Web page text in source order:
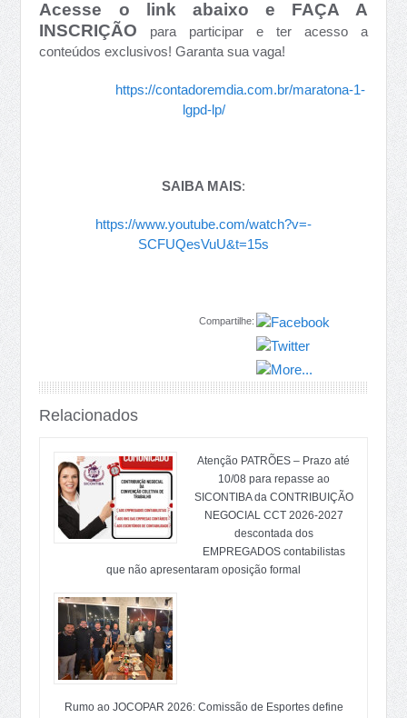
Acesse o link abaixo e FAÇA A
INSCRIÇÃO
para participar e ter acesso a
conteúdos exclusivos!Garanta sua vaga!
https://contadoremdia.com.br/maratona-1-
lgpd-lp/
SAIBA MAIS:
https://www.youtube.com/watch?v=-
SCFUQesVuU&t=15s
Compartilhe:
Relacionados
Atenção PATRÕES – Prazo até
10/08 para repasse ao
SICONTIBA da CONTRIBUIÇÃO
NEGOCIAL CCT 2026-2027
descontada dos
EMPREGADOS contabilistas
que não apresentaram oposição formal
Rumo ao JOCOPAR 2026: Comissão de Esportes define